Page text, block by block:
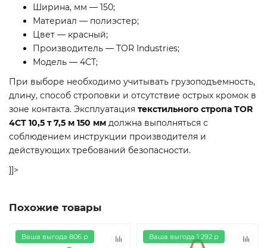
Ширина, мм — 150;
Материал — полиэстер;
Цвет — красный;
Производитель — TOR Industries;
Модель — 4СТ;
При выборе необходимо учитывать грузоподъемность,
длину, способ строповки и отсутствие острых кромок в
зоне контакта. Эксплуатация текстильного стропа TOR
4СТ 10,5 т 7,5 м 150 мм должна выполняться с
соблюдением инструкции производителя и
действующих требований безопасности.
]]>
Похожие товары
Ваша выгода 806 р Ваша выгода 1 292 р